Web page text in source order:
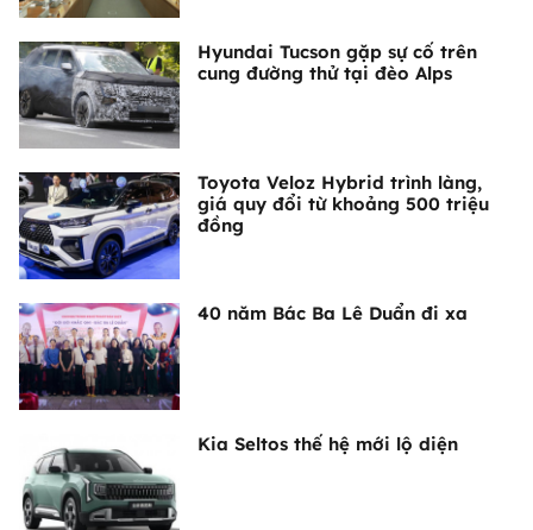
Hyundai Tucson gặp sự cố trên
cung đường thử tại đèo Alps
Toyota Veloz Hybrid trình làng,
giá quy đổi từ khoảng 500 triệu
đồng
40 năm Bác Ba Lê Duẩn đi xa
Kia Seltos thế hệ mới lộ diện